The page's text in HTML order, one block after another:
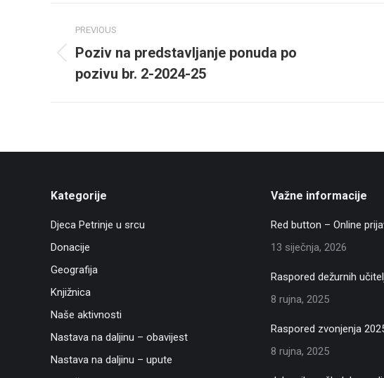
navigation
PREVIOUS
Previous
post:
Poziv na predstavljanje ponuda po
pozivu br. 2-2024-25
Kategorije
Djeca Petrinje u srcu
Donacije
Geografija
Knjižnica
Naše aktivnosti
Nastava na daljinu – obavijest
Nastava na daljinu – upute
Važne informacije
Red button – Online
13 siječnja, 2026
Raspored dežurnih
8 rujna, 2025
Raspored zvonjenja
8 rujna, 2025